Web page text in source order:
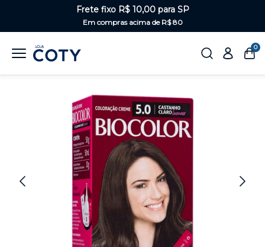
Frete fixo R$ 10,00 para SP
Em compras acima de R$ 80
0